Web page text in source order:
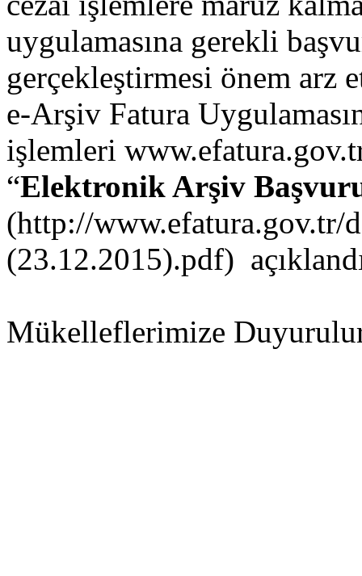
uygulamasına gerekli
gerçekleştirmesi önem arz
e-Arşiv Fatura
işlemleri
“Elektronik Arşiv
(http://
(23.12.2015).pdf)
Mükelleflerimize